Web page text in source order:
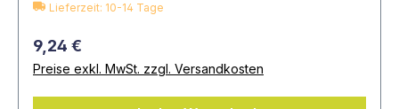
Lieferzeit: 10-14 Tage
9,24 €
Preise exkl. MwSt. zzgl. Versandkosten